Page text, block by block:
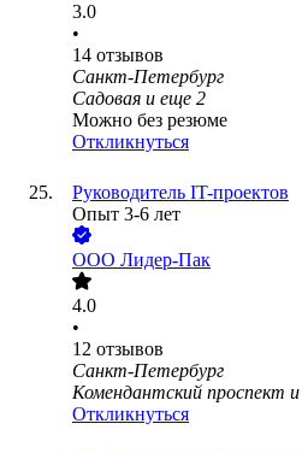
3.0
•
14 отзывов
Санкт-Петербург
Садовая и еще 2
Можно без резюме
Откликнуться
Руководитель IT-проектов
Опыт 3-6 лет
ООО Лидер-Пак
4.0
•
12 отзывов
Санкт-Петербург
Комендантский проспект
Откликнуться